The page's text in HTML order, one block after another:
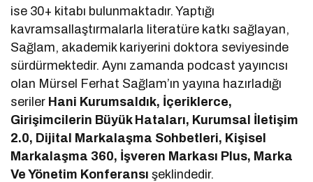
ise 30+ kitabı bulunmaktadır. Yaptığı
kavramsallaştırmalarla literatüre katkı sağlayan,
Sağlam, akademik kariyerini doktora seviyesinde
sürdürmektedir. Aynı zamanda podcast yayıncısı
olan Mürsel Ferhat Sağlam’ın yayına hazırladığı
seriler Hani Kurumsaldık, İçeriklerce,
Girişimcilerin Büyük Hataları, Kurumsal İletişim
2.0, Dijital Markalaşma Sohbetleri, Kişisel
Markalaşma 360, İşveren Markası Plus, Marka
Ve Yönetim Konferansı şeklindedir.